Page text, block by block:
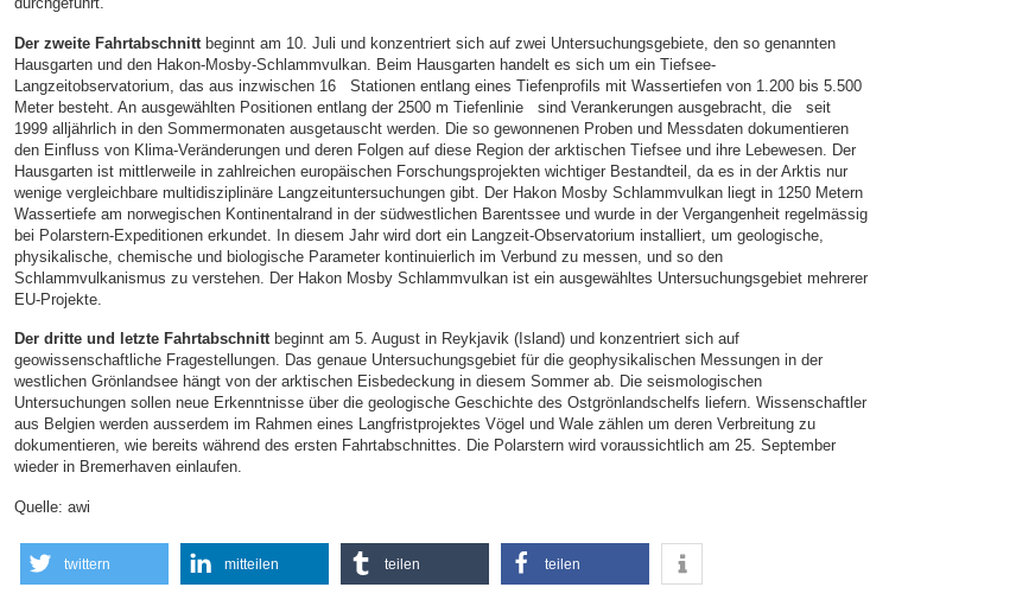
Der zweite Fahrtabschnitt beginnt am 10. Juli und konzentriert sich auf zwei Untersuchungsgebiete, den so genannten
Hausgarten und den Hakon-Mosby-Schlammvulkan. Beim Hausgarten handelt es sich um ein Tiefsee-
Langzeitobservatorium, das aus inzwischen 16 Stationen entlang eines Tiefenprofils mit Wassertiefen von 1.200 bis 5.500
Meter besteht. An ausgewählten Positionen entlang der 2500 m Tiefenlinie sind Verankerungen ausgebracht, die seit
1999 alljährlich in den Sommermonaten ausgetauscht werden. Die so gewonnenen Proben und Messdaten dokumentieren
den Einfluss von Klima-Veränderungen und deren Folgen auf diese Region der arktischen Tiefsee und ihre Lebewesen. Der
Hausgarten ist mittlerweile in zahlreichen europäischen Forschungsprojekten wichtiger Bestandteil, da es in der Arktis nur
wenige vergleichbare multidisziplinäre Langzeituntersuchungen gibt. Der Hakon Mosby Schlammvulkan liegt in 1250 Metern
Wassertiefe am norwegischen Kontinentalrand in der südwestlichen Barentssee und wurde in der Vergangenheit regelmässig
bei Polarstern-Expeditionen erkundet. In diesem Jahr wird dort ein Langzeit-Observatorium installiert, um geologische,
physikalische, chemische und biologische Parameter kontinuierlich im Verbund zu messen, und so den
Schlammvulkanismus zu verstehen. Der Hakon Mosby Schlammvulkan ist ein ausgewähltes Untersuchungsgebiet mehrerer
EU-Projekte.
Der dritte und letzte Fahrtabschnittbeginnt am 5. August in Reykjavik (Island) und konzentriert sich auf
geowissenschaftliche Fragestellungen. Das genaue Untersuchungsgebiet für die geophysikalischen Messungen in der
westlichen Grönlandsee hängt von der arktischen Eisbedeckung in diesem Sommer ab. Die seismologischen
Untersuchungen sollen neue Erkenntnisse über die geologische Geschichte des Ostgrönlandschelfs liefern. Wissenschaftler
aus Belgien werden ausserdem im Rahmen eines Langfristprojektes Vögel und Wale zählen um deren Verbreitung zu
dokumentieren, wie bereits während des ersten Fahrtabschnittes. Die Polarstern wird voraussichtlich am 25. September
wieder in Bremerhaven einlaufen.
Quelle: awi
twittern mitteilen teilen teilen